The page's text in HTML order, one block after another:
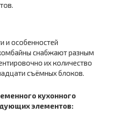
и особенностей
снабжают разным
их количество
съёмных блоков.
кухонного
элементов: